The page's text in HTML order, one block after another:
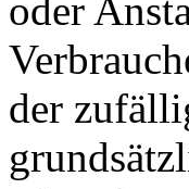
oder
der